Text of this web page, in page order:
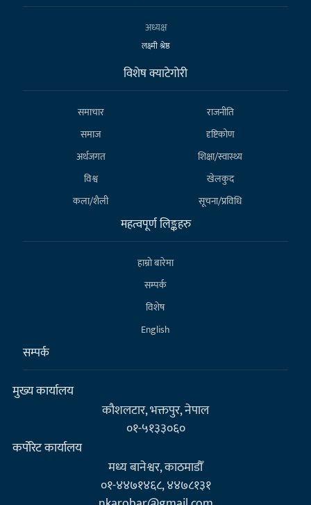
अध्यक्ष
लक्ष्मी श्रेष्ठ
विशेष क्याटेगाेरी
समाचार
राजनीति
समाज
दृष्टिकोण
अर्थजगत
शिक्षा/स्वास्थ्य
विश्व
खेलकुद
कला/शैली
सूचना/प्रविधि
महत्वपूर्ण लिङ्कहरु
हाम्राे बारेमा
सम्पर्क
विशेष
English
सम्पर्क
मुख्य कार्यालय
कौशलटार, भक्तपुर, नेपाल
०१-५१३३०६०
कर्पाेरेट कार्यालय
मध्य बानेश्वर, काठमाडौँ
०१-४४७१४६८, ४४७८१३१